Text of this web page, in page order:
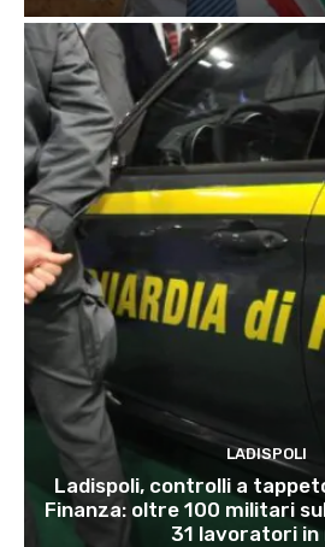
LADISPOLI
Ladispoli, controlli a
Finanza: oltre 100 militari
31 lavoratori in